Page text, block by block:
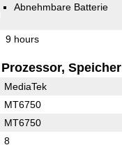
Abnehmbare Batterie
9 hours
Prozessor, Speicher
MediaTek
MT6750
MT6750
8